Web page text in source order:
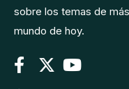
sobre los temas de
mundo de hoy.